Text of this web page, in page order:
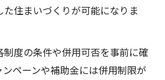
住まいづくりが可能になりま
度の条件や併用可否を事前に確
ペーンや補助金には併用制限が